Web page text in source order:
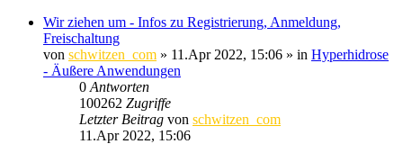
Wir ziehen um - Infos zu Registrierung, Anmeldung,
Freischaltung
von schwitzen_com » 11.Apr 2022, 15:06 » in Hyperhidrose
- Äußere Anwendungen
0 Antworten
100262 Zugriffe
Letzter Beitrag von schwitzen_com
11.Apr 2022, 15:06